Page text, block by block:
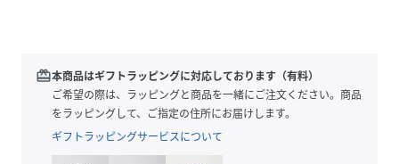
ウエストのシャーリングがアクセントのプリントワンピース
です。
フィット＆フレアのシルエットながら、柔らかな生地とシャ
ーリングのストレッチがウエストに優しくフィットします。
軽やかなフレアスリーブが動くたびに揺れ、上品で優雅な印
redeem本商品はギフトラッピングに対応しております（有料）
ご希望の際は、ラッピングと商品を一緒にご注文ください。商品
をラッピングして、ご指定の住所にお届けします。
ギフトラッピングサービスについて